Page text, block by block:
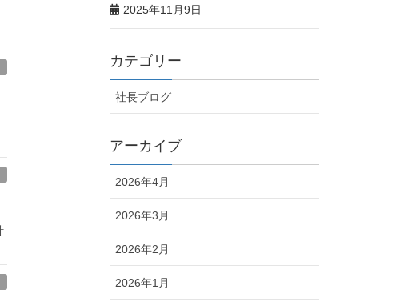
2025年11月9日
カテゴリー
社長ブログ
アーカイブ
2026年4月
2026年3月
2026年2月
2026年1月